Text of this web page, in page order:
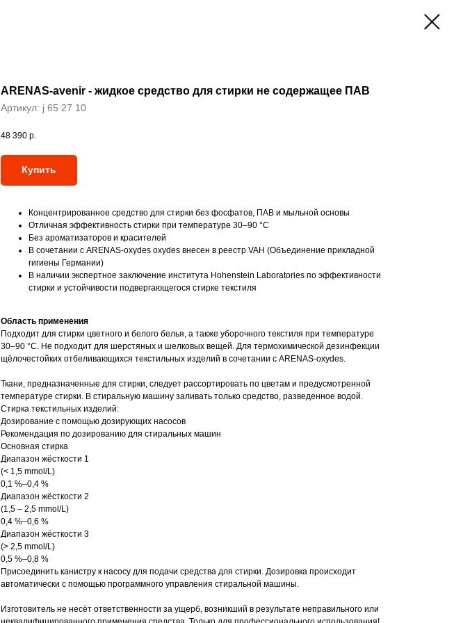
ARENAS-avenir - жидкое средство для стирки не содержащее ПАВ
Артикул: j 65 27 10
48 390 р.
Купить
Концентрированное средство для стирки без фосфатов, ПАВ и мыльной основы
Отличная эффективность стирки при температуре 30–90 °С
Без ароматизаторов и красителей
В сочетании с ARENAS-oxydes oxydes внесен в реестр VAH (Объединение прикладной
гигиены Германии)
В наличии экспертное заключение института Hohenstein Laboratories по эффективности
стирки и устойчивости подвергающегося стирке текстиля
Область применения
Подходит для стирки цветного и белого белья, а также уборочного текстиля при температуре
30–90 °С. Не подходит для шерстяных и шелковых вещей. Для термохимической дезинфекции
щёлочестойких отбеливающихся текстильных изделий в сочетании с ARENAS-oxydes.
Ткани, предназначенные для стирки, следует рассортировать по цветам и предусмотренной
температуре стирки. В стиральную машину заливать только средство, разведенное водой.
Стирка текстильных изделий:
Дозирование с помощью дозирующих насосов
Рекомендация по дозированию для стиральных машин
Основная стирка
Диапазон жёсткости 1
(< 1,5 mmol/L)
0,1 %–0,4 %
Диапазон жёсткости 2
(1,5 – 2,5 mmol/L)
0,4 %–0,6 %
Диапазон жёсткости 3
(> 2,5 mmol/L)
0,5 %–0,8 %
Присоединить канистру к насосу для подачи средства для стирки. Дозировка происходит
автоматически с помощью программного управления стиральной машины.
Изготовитель не несёт ответственности за ущерб, возникший в результате неправильного или